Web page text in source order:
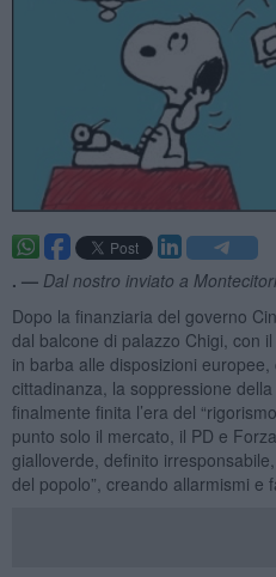
. — Dal nostro inviato a
Dopo la finanziaria del governo
dal balcone di palazzo Chigi, con
in barba alle disposizioni
cittadinanza, la soppressione
finalmente finita l’era del
punto solo il mercato, il PD e
gialloverde, definito
del popolo”, creando allarmismi e